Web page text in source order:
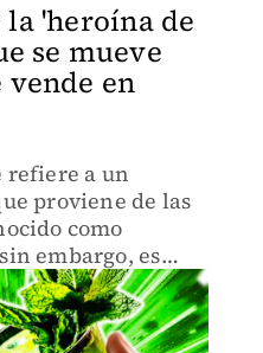
'heroína de
se mueve
vende en
refiere a un
proviene de las
como
embargo, es